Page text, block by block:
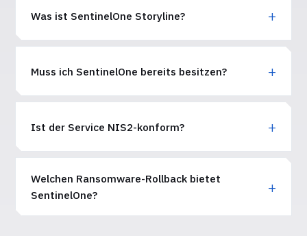
Was ist SentinelOne Storyline?
Muss ich SentinelOne bereits besitzen?
Ist der Service NIS2-konform?
Welchen Ransomware-Rollback bietet
SentinelOne?